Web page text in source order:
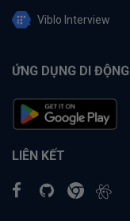
Viblo Interview
ỨNG DỤNG DI ĐỘNG
LIÊN KẾT